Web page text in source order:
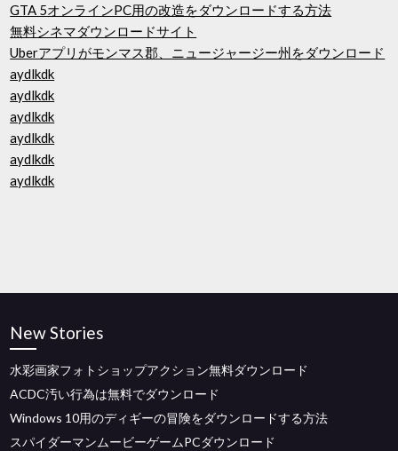
GTA 5オンラインPC用の改造をダウンロードする方法
無料シネマダウンロードサイト
Uberアプリがモンマス郡、ニュージャージー州をダウンロード
aydlkdk
aydlkdk
aydlkdk
aydlkdk
aydlkdk
aydlkdk
New Stories
水彩画家フォトショップアクション無料ダウンロード
ACDC汚い行為は無料でダウンロード
Windows 10用のディギーの冒険をダウンロードする方法
スパイダーマンムービーゲームPCダウンロード